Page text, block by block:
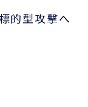
的型攻撃へ